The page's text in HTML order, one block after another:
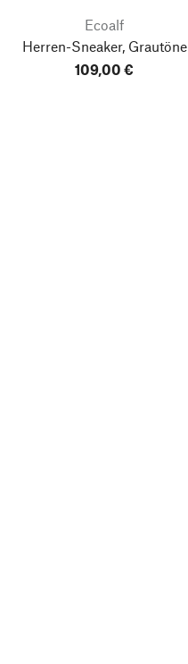
Ecoalf
Herren-Sneaker, Grautöne
109,00 €